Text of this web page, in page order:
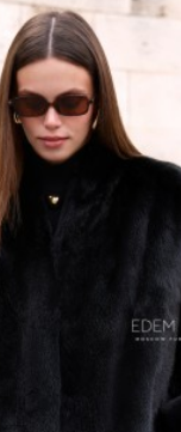
для
при этом
подчёркивает
шею и делая
крой
движении. Шуба
впечатление
плотному
Чёрный
однако
и ореховом
идеальный